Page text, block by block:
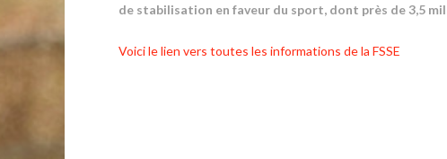
de stabilisation en faveur du sport, dont près de 3,5
Voici le lien vers toutes les informations de la FSSE